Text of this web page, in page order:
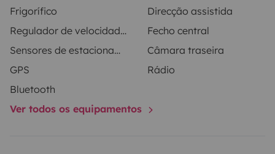
chauffants, accoudoirs, système de navigation et
caméra de recul, rayon de braquage génial.
Frigorífico
Direcção assistida
Regulador de velocidade / Cruise Control
Fecho central
Sensores de estacionamento
Câmara traseira
GPS
Rádio
Bluetooth
Ver todos os equipamentos